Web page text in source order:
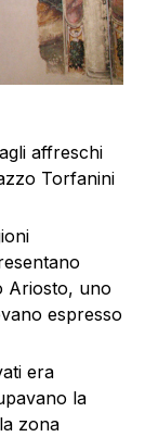
affreschi
Torfanini
Ariosto, uno
espresso
era
la
zona